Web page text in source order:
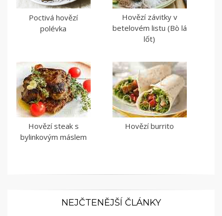
Poctivá hovězí
polévka
Hovězí závitky v
betelovém listu (Bò lá
lốt)
Hovězí steak s
bylinkovým máslem
Hovězí burrito
NEJČTENĚJŠÍ ČLÁNKY